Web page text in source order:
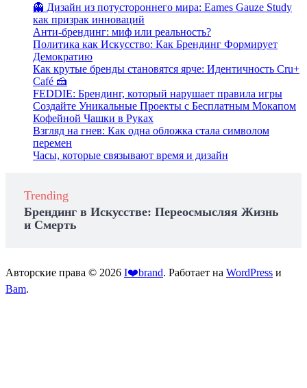
👻 Дизайн из потустороннего мира: Eames Gauze Study
как призрак инноваций
Анти-брендинг: миф или реальность?
Политика как Искусство: Как Брендинг Формирует
Демократию
Как крутые бренды становятся ярче: Идентичность Cru+
Café 🍰
FEDDIE: Брендинг, который нарушает правила игры
Создайте Уникальные Проекты с Бесплатным Мокапом
Кофейной Чашки в Руках
Взгляд на гнев: Как одна обложка стала символом
перемен
Часы, которые связывают время и дизайн
Trending
Брендинг в Искусстве: Переосмысляя Жизнь
и Смерть
Авторские права © 2026 I❤️brand. Работает на WordPress и
Bam.